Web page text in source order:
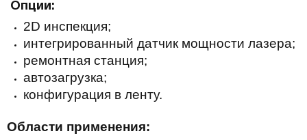
Опции:
2D инспекция;
интегрированный датчик мощности лазера;
ремонтная станция;
автозагрузка;
конфигурация в ленту.
Области применения: